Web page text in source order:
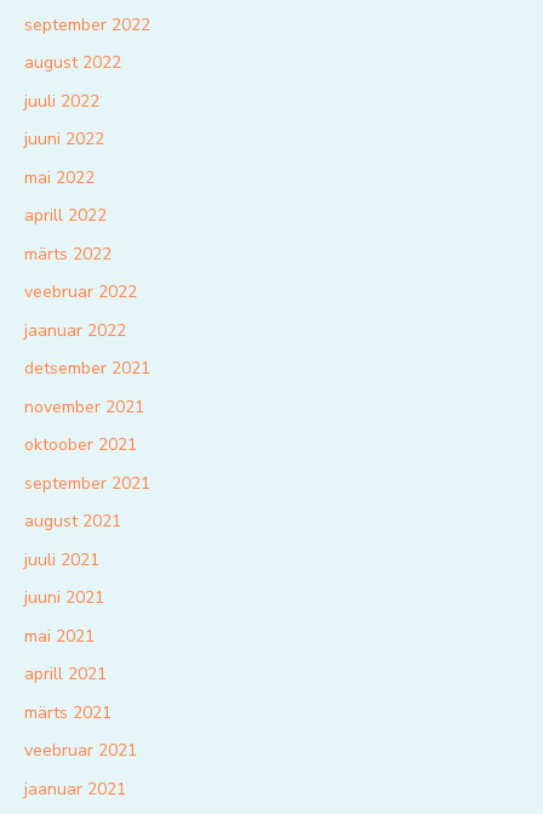
september 2022
august 2022
juuli 2022
juuni 2022
mai 2022
aprill 2022
märts 2022
veebruar 2022
jaanuar 2022
detsember 2021
november 2021
oktoober 2021
september 2021
august 2021
juuli 2021
juuni 2021
mai 2021
aprill 2021
märts 2021
veebruar 2021
jaanuar 2021